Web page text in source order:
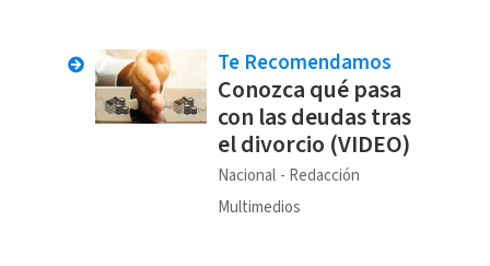
Te Recomendamos
Conozca qué pasa
con las deudas tras
el divorcio (VIDEO)
Nacional
Redacción
Multimedios